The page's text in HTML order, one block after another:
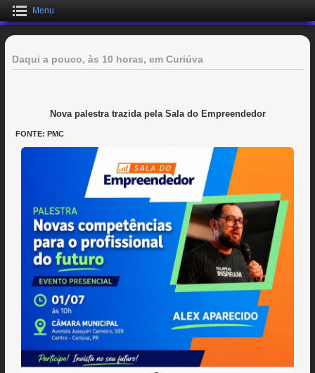
Menu
Daqui a pouco, às 10 horas, em Curiúva
Nova palestra trazida pela Sala do Empreendedor
FONTE: PMC